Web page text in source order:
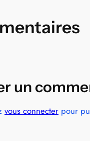
un
vous connecter pour